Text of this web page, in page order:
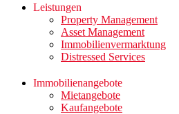
Leistungen
Property Management
Asset Management
Immobilienvermarktung
Distressed Services
Immobilienangebote
Mietangebote
Kaufangebote